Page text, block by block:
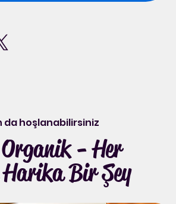
da hoşlanabilirsiniz
- Her
Bir Şey